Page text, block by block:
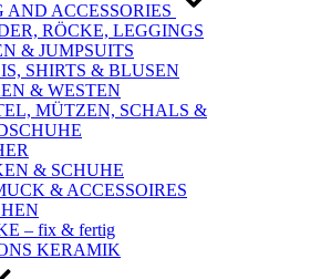
AND ACCESSORIES
RÖCKE, LEGGINGS
& JUMPSUITS
SHIRTS & BLUSEN
& WESTEN
MÜTZEN, SCHALS &
& SCHUHE
& ACCESSOIRES
– fix & fertig
KERAMIK